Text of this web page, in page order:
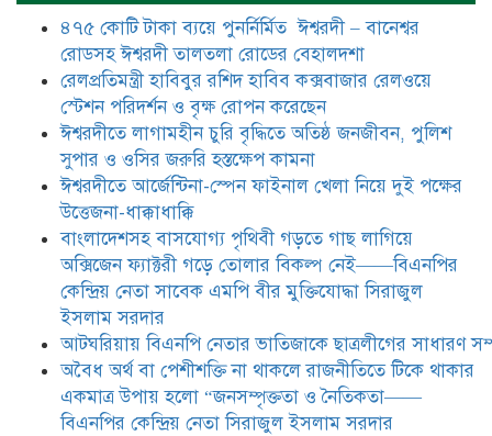
বিএনপির কেন্দ্রিয় নেতা সিরাজুল ইসলাম
সরদার
মধুমতি এক্সপ্রেস ট্রেনে রেলওয়ে জেলা
ডিবি টিমের বিশেষ অভিযানে রতন লাল
বিশ্বাসকে ৫০ বোতল কোডিন যুক্ত
সিরাপসহ গ্রেফতার
ঈশ্বরদীতে বিএনপি নেত্রীর বিরুদ্ধে জমি ও
দোকান দখলের চেষ্টার অভিযোগে সংবাদ
সম্মেলন
যে ঐক্যের মাধ্যমে ১৯৯১ সালে
বিএনপির সকলস্তরের নেতাকর্মীরা ভঙ্গুর
দলকে প্রতিষ্ঠা এবং নির্বাচন করে
স্বৈরাচারী শেখ হাসিনাকে অপসারণ
করেছিল সেই ঐক্যকেই সুদৃঢ় করার
আহবান জানিয়েছেন—- বিএনপির কেন্দ্রিয় নির্বাহী কমিটির নেতা,
সাবেক এমপি বীর মুক্তিযোদ্ধা সিরাজুল ইসলাম সরদার
৪৭৫ কোটি টাকা ব্যয়ে পুনর্নির্মিত ঈশ্বরদী – বানেশ্বর
রোডসহ ঈশ্বরদী তালতলা রোডের বেহালদশা
রেলপ্রতিমন্ত্রী হাবিবুর রশিদ হাবিব কক্সবাজার রেলওয়ে
স্টেশন পরিদর্শন ও বৃক্ষ রোপন করেছেন
ঈশ্বরদীতে লাগামহীন চুরি বৃদ্ধিতে অতিষ্ঠ জনজীবন, পুলিশ
সুপার ও ওসির জরুরি হস্তক্ষেপ কামনা ​
ঈশ্বরদীতে আর্জেন্টিনা-স্পেন ফাইনাল খেলা নিয়ে দুই পক্ষের
উত্তেজনা-ধাক্কাধাক্কি
বাংলাদেশসহ বাসযোগ্য পৃথিবী গড়তে গাছ লাগিয়ে
অক্সিজেন ফ্যাক্টরী গড়ে তোলার বিকল্প নেই——বিএনপির
কেন্দ্রিয় নেতা সাবেক এমপি বীর মুক্তিযোদ্ধা সিরাজুল
ইসলাম সরদার
আটঘরিয়ায় বিএনপি নেতার ভাতিজাকে ছাত্রলীগের সাধারণ
​​অবৈধ অর্থ বা পেশীশক্তি না থাকলে রাজনীতিতে টিকে থাকার
একমাত্র উপায় হলো “জনসম্পৃক্ততা ও নৈতিকতা——
বিএনপির কেন্দ্রিয় নেতা সিরাজুল ইসলাম সরদার